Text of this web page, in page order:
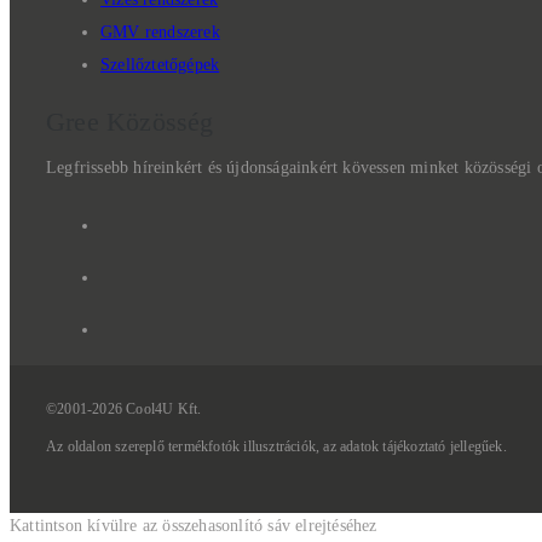
GMV rendszerek
Szellőztetőgépek
Legfrissebb híreinkért és újdonságainkért kövessen minket közösségi
©2001-2026 Cool4U Kft.
Az oldalonszereplőtermékfotókillusztrációk,azadatoktájékoztató jellegűek.
Kattintson kívülre az összehasonlító sáv elrejtéséhez